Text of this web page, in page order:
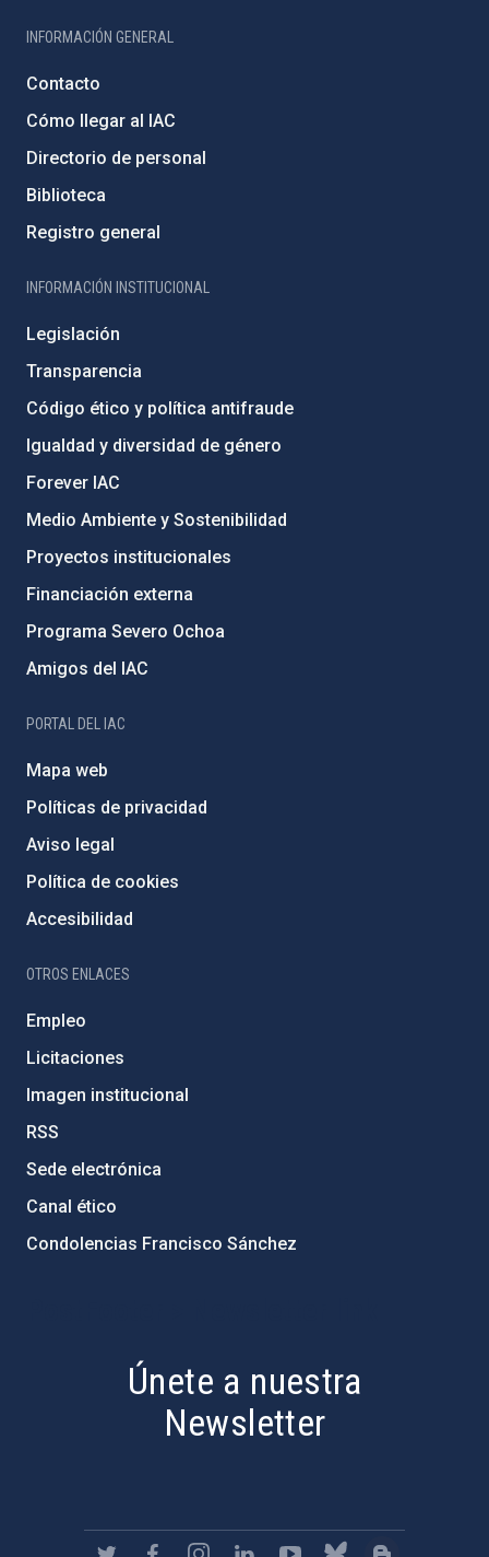
INFORMACIÓN GENERAL
Contacto
Cómo llegar al IAC
Directorio de personal
Biblioteca
Registro general
INFORMACIÓN INSTITUCIONAL
Legislación
Transparencia
Código ético y política antifraude
Igualdad y diversidad de género
Forever IAC
Medio Ambiente y Sostenibilidad
Proyectos institucionales
Financiación externa
Programa Severo Ochoa
Amigos del IAC
PORTAL DEL IAC
Mapa web
Políticas de privacidad
Aviso legal
Política de cookies
Accesibilidad
OTROS ENLACES
Empleo
Licitaciones
Imagen institucional
RSS
Sede electrónica
Canal ético
Condolencias Francisco Sánchez
Únete a nuestra
Newsletter